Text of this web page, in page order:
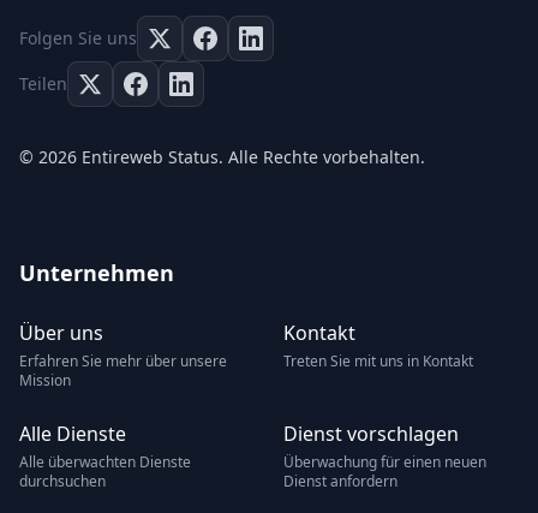
Folgen Sie uns
Teilen
© 2026 Entireweb Status. Alle Rechte vorbehalten.
Unternehmen
Über uns
Erfahren Sie mehr über unsere
Mission
Kontakt
Treten Sie mit uns in Kontakt
Alle Dienste
Alle überwachten Dienste
durchsuchen
Dienst vorschlagen
Überwachung für einen neuen
Dienst anfordern